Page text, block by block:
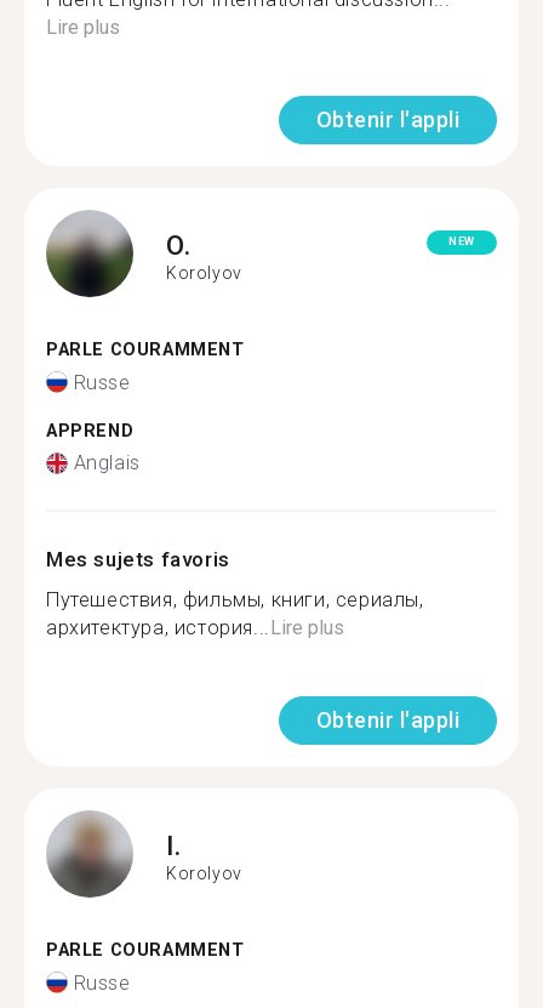
Lire plus
Obtenir l'appli
O.
Korolyov
NEW
PARLE COURAMMENT
Russe
APPREND
Anglais
Mes sujets favoris
Путешествия, фильмы, книги, сериалы,
архитектура, история...Lire plus
Obtenir l'appli
I.
Korolyov
PARLE COURAMMENT
Russe